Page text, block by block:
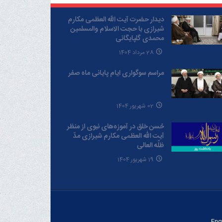
دیدار حضرت آیت الله العظمی مکارم
شیرازی با حجت الاسلام والمسلمین
محمدی گلپایگانی
28 مرداد 1404
مراسم سوگواری ایام پایانی ماه صفر
02 شهریور 1404
حُسن خلق در آموزه‌های نبوی از منظر
آیت الله العظمی مکارم شیرازی مدّ
ظلّه العالی
19 شهریور 1404